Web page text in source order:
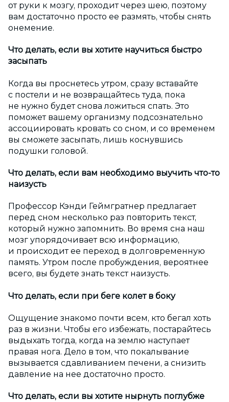
от руки к мозгу, проходит через шею, поэтому
вам достаточно просто ее размять, чтобы снять
онемение.
Что делать, если вы хотите научиться быстро
засыпать
Когда вы проснетесь утром, сразу вставайте
с постели и не возвращайтесь туда, пока
не нужно будет снова ложиться спать. Это
поможет вашему организму подсознательно
ассоциировать кровать со сном, и со временем
вы сможете засыпать, лишь коснувшись
подушки головой.
Что делать, если вам необходимо выучить что-то
наизусть
Профессор Кэнди Геймгратнер предлагает
перед сном несколько раз повторить текст,
который нужно запомнить. Во время сна наш
мозг упорядочивает всю информацию,
и происходит ее переход в долговременную
память. Утром после пробуждения, вероятнее
всего, вы будете знать текст наизусть.
Что делать, если при беге колет в боку
Ощущение знакомо почти всем, кто бегал хоть
раз в жизни. Чтобы его избежать, постарайтесь
выдыхать тогда, когда на землю наступает
правая нога. Дело в том, что покалывание
вызывается сдавливанием печени, а снизить
давление на нее достаточно просто.
Что делать, если вы хотите нырнуть поглубже